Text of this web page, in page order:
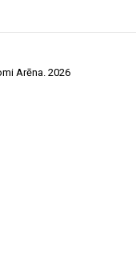
Arēna. 2026